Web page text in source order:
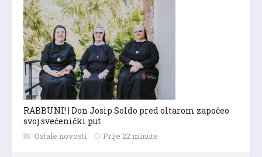
RABBUNI! | Don Josip Soldo pred oltarom započeo
svoj svećenički put
Ostale novosti Prije 22 minute